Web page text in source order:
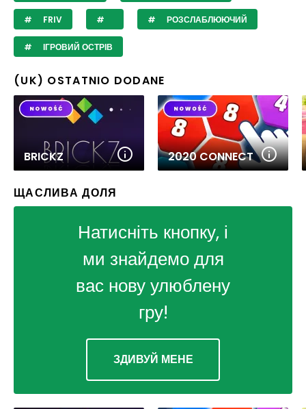
FRIV РОЗСЛАБЛЮЮЧИЙ
ІГРОВИЙ ОСТРІВ
(UK) OSTATNIO DODANE
BRICKZ 2020 CONNECT
ЩАСЛИВА ДОЛЯ
Натисніть кнопку, і
ми знайдемо для
вас нову улюблену
гру!
ЗДИВУЙ МЕНЕ